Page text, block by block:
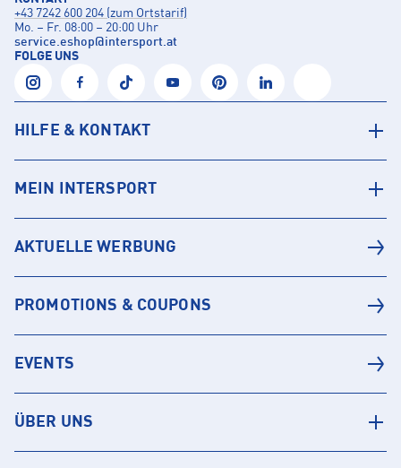
+43 7242 600 204 (zum Ortstarif)
Mo. – Fr. 08:00 – 20:00 Uhr
service.eshop@intersport.at
FOLGE UNS
HILFE & KONTAKT
MEIN INTERSPORT
AKTUELLE WERBUNG
PROMOTIONS & COUPONS
EVENTS
ÜBER UNS